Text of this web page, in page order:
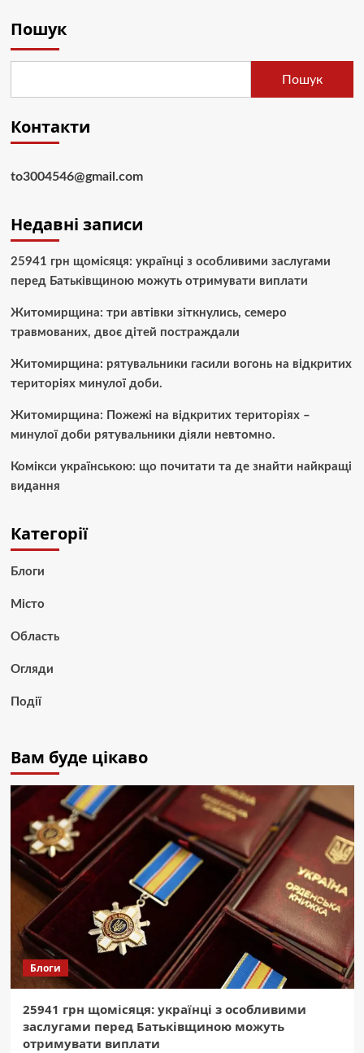
Пошук
Пошук
Контакти
to3004546@gmail.com
Недавні записи
25941 грн щомісяця: українці з особливими заслугами
перед Батьківщиною можуть отримувати виплати
Житомирщина: три автівки зіткнулись, семеро
травмованих, двоє дітей постраждали
Житомирщина: рятувальники гасили вогонь на відкритих
територіях минулої доби.
Житомирщина: Пожежі на відкритих територіях –
минулої доби рятувальники діяли невтомно.
Комікси українською: що почитати та де знайти найкращі
видання
Категорії
Блоги
Місто
Область
Огляди
Події
Вам буде цікаво
Блоги
25941 грн щомісяця: українці з особливими
заслугами перед Батьківщиною можуть
отримувати виплати